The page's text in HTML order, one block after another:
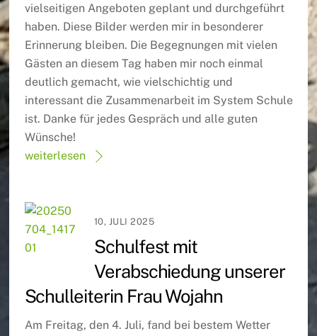
vielseitigen Angeboten geplant und durchgeführt
haben. Diese Bilder werden mir in besonderer
Erinnerung bleiben. Die Begegnungen mit vielen
Gästen an diesem Tag haben mir noch einmal
deutlich gemacht, wie vielschichtig und
interessant die Zusammenarbeit im System Schule
ist. Danke für jedes Gespräch und alle guten
Wünsche!
weiterlesen
10, JULI 2025
Schulfest mit
Verabschiedung unserer
Schulleiterin Frau Wojahn
Am Freitag, den 4. Juli, fand bei bestem Wetter